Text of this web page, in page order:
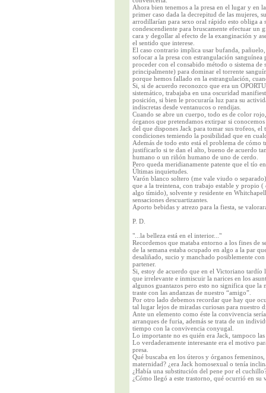
Ahora bien tenemos a la presa en el lugar y en
primer caso dada la decrepitud de las mujeres,
arrodillarían para sexo oral rápido esto obliga
condescendiente para bruscamente efectuar
cara y degollar al efecto de la exanginación y
el sentido que interese.
El caso contrario implica usar bufanda,
sofocar a la presa con estrangulación
proceder con el consabido método o sistema
principalmente) para dominar el torrente
porque hemos fallado en la estrangulación,
Si, si de acuerdo reconozco que era un
sistemático, trabajaba en una oscuridad
posición, si bien le procuraría luz para su
indiscretas desde ventanucos o rendijas.
Cuando se abre un cuerpo, todo es de color
órganos que pretendamos extirpar si
del que dispones Jack para tomar sus trofeos,
condiciones temiendo la posibilidad que en
Además de todo esto está el problema de cómo
justificarlo si te dan el alto, bueno de acuerdo
humano o un riñón humano de uno de cerdo.
Pero queda meridianamente patente que el tío
Últimas inquietudes.
Varón blanco soltero (me vale viudo o
que a la treintena, con trabajo estable y propio
algo tímido), solvente y residente en
sensaciones descuartizantes.
Aporto bebidas y atrezo para la fiesta, se
P. D.
"...la belleza está en el interior..."
Recordemos que mataba entorno a los fines de
de la semana estaba ocupado en algo a la par
desaliñado, sucio y manchado posiblemente
partener.
Si, estoy de acuerdo que en el Victoriano
que irrelevante e inmiscuir la narices en los
algunos guantazos pero esto no significa que
traste con las andanzas de nuestro “amigo”.
Por otro lado debemos recordar que hay que
tal lugar lejos de miradas curiosas para nuestro
Ante un elemento como éste la convivencia
arranques de furia, además se trata de un
tiempo con la convivencia conyugal.
Lo importante no es quién era Jack, tampoco
Lo verdaderamente interesante era el motivo
presa.
Qué buscaba en los úteros y órganos
maternidad? ¿era Jack homosexual o tenía
¿Había una substitución del pene por el
¿Cómo llegó a este trastorno, qué ocurrió en su